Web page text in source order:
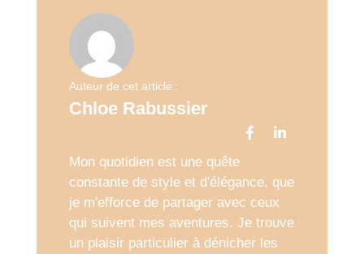
Auteur de cet article :
Chloe Rabussier
Mon quotidien est une quête
constante de style et d'élégance, que
je m'efforce de partager avec ceux
qui suivent mes aventures. Je trouve
un plaisir particulier à dénicher les